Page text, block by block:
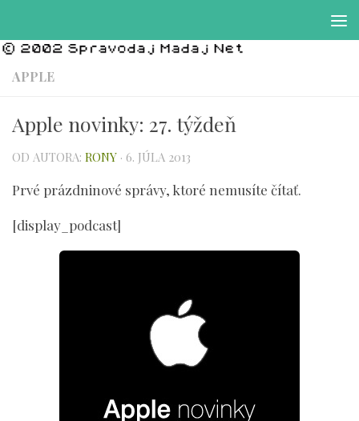
APPLE
Apple novinky: 27. týždeň
OD AUTORA: RONY · 6. JÚLA 2013
Prvé prázdninové správy, ktoré nemusíte čítať.
[display_podcast]